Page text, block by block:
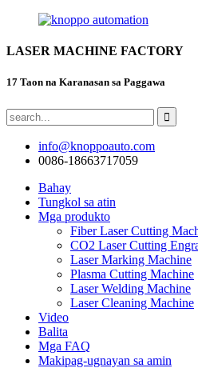
LASER MACHINE FACTORY
17 Taon na Karanasan sa Paggawa
info@knoppoauto.com
0086-18663717059
Bahay
Tungkol sa atin
Mga produkto
Fiber Laser Cutting
CO2 Laser Cutting
Laser Marking Machine
Plasma Cutting Machine
Laser Welding Machine
Laser Cleaning Machine
Video
Balita
Mga FAQ
Makipag-ugnayan sa amin